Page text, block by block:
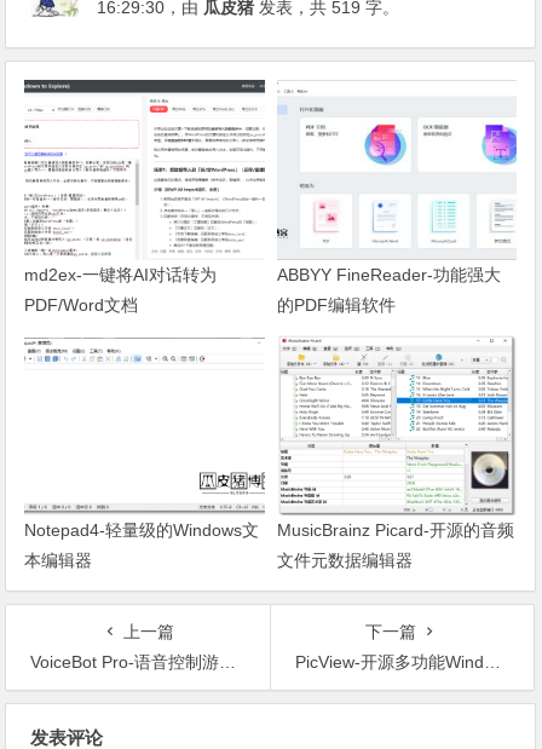
16:29:30 ，由 瓜皮猪 发表，共 519 字。
md2ex-一键将AI对话转为
PDF/Word文档
ABBYY FineReader-功能强大
的PDF编辑软件
Notepad4-轻量级的Windows文
本编辑器
MusicBrainz Picard-开源的音频
文件元数据编辑器
上一篇
VoiceBot Pro-语音控制游戏软件
下一篇
PicView-开源多功能Windows图像查看器
发表评论